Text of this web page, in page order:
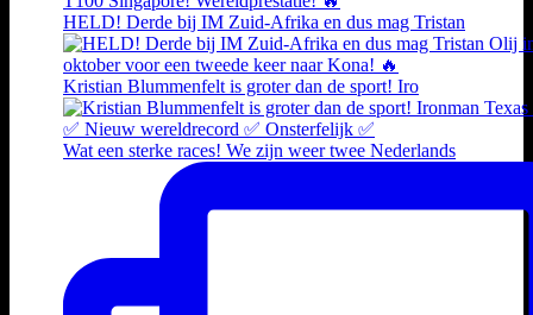
HELD! Derde bij IM Zuid-Afrika en dus mag Tristan
Kristian Blummenfelt is groter dan de sport! Iro
Wat een sterke races! We zijn weer twee Nederlands